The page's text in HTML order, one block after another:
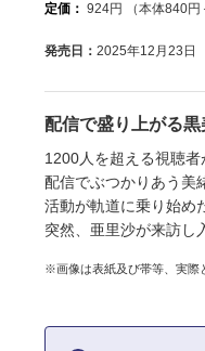
定価： 924円 （本体840円
発売日： 2025年12月23日
配信で盛り上がる
1200人を超える視聴者
配信でぶつかりあう美
活動が軌道に乗り始め
突然、亜里沙が来訪し
※画像は表紙及び帯等、実際